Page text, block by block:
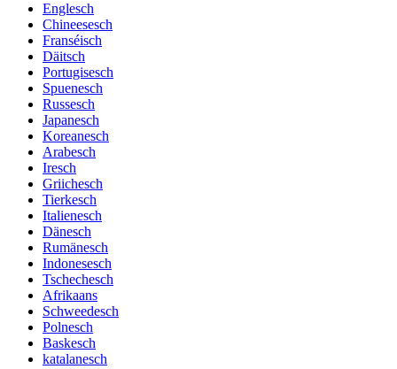
Englesch
Chineesesch
Franséisch
Däitsch
Portugisesch
Spuenesch
Russesch
Japanesch
Koreanesch
Arabesch
Iresch
Griichesch
Tierkesch
Italienesch
Dänesch
Rumänesch
Indonesesch
Tschechesch
Afrikaans
Schweedesch
Polnesch
Baskesch
katalanesch